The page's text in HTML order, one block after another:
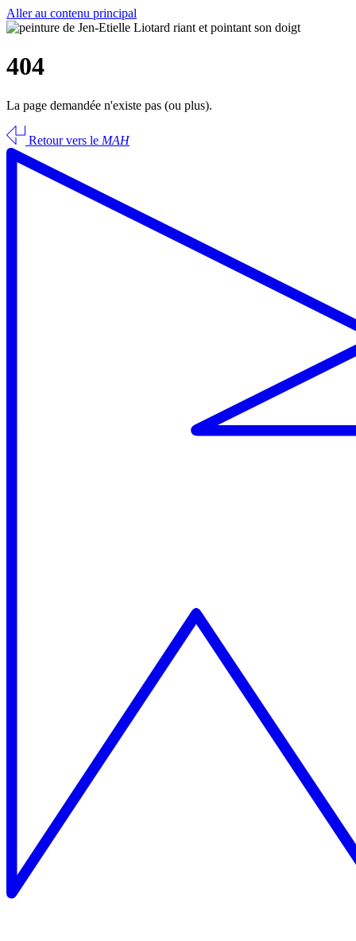
Aller au contenu principal
404
La page demandée n'existe pas (ou plus).
Retour vers le MAH